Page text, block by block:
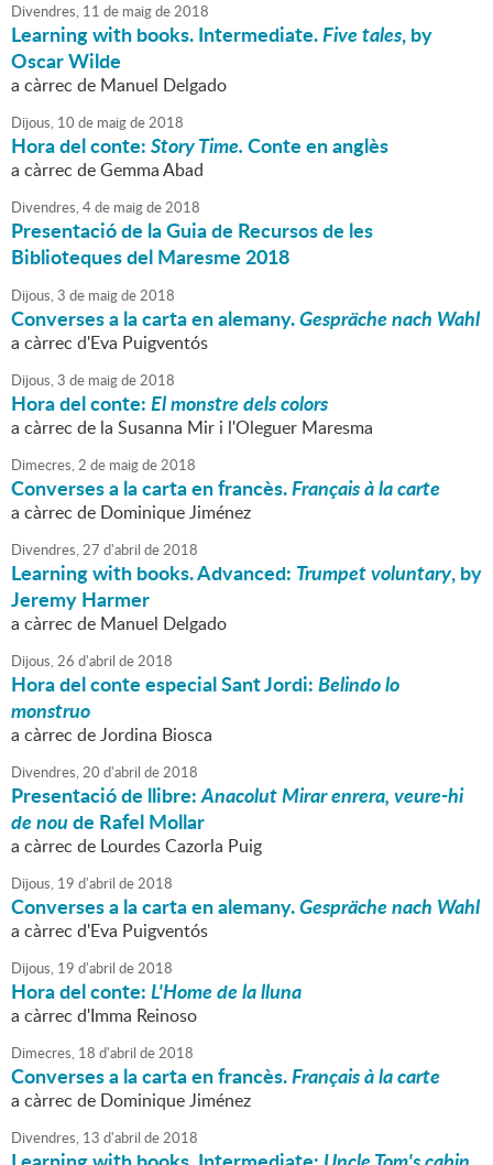
Divendres, 11 de maigde2018
Learning with books. Intermediate.Five tales, by
Oscar Wilde
a càrrec de Manuel Delgado
Dijous, 10 de maigde2018
Hora del conte:Story Time.Conte en anglès
a càrrec de Gemma Abad
Divendres,4de maigde2018
Presentació de la Guia de Recursos de les
Biblioteques del Maresme 2018
Dijous,3 de maigde2018
Converses a la carta en alemany.Gespräche nach Wahl
a càrrec d'Eva Puigventós
Dijous,3 de maigde2018
Hora del conte:El monstre dels colors
a càrrec de la Susanna Mir i l'Oleguer Maresma
Dimecres,2 de maigde2018
Converses a la carta en francès.Français à la carte
a càrrec de Dominique Jiménez
Divendres,27 d'abril de2018
Learning with books. Advanced: Trumpet voluntary, by
Jeremy Harmer
a càrrec de Manuel Delgado
Dijous,26 d'abril de2018
Hora del conte especial Sant Jordi:Belindo lo
monstruo
a càrrec de Jordina Biosca
Divendres,20 d'abril de2018
Presentació de llibre:Anacolut Mirar enrera, veure-hi
de noude Rafel Mollar
a càrrec de Lourdes Cazorla Puig
Dijous, 19 d'abril de2018
Converses a la carta en alemany.Gespräche nach Wahl
a càrrec d'Eva Puigventós
Dijous, 19 d'abril de2018
Hora del conte:L'Home de la lluna
a càrrec d'Imma Reinoso
Dimecres, 18 d'abril de2018
Converses a la carta en francès.Français à la carte
a càrrec de Dominique Jiménez
Divendres, 13 d'abril de2018